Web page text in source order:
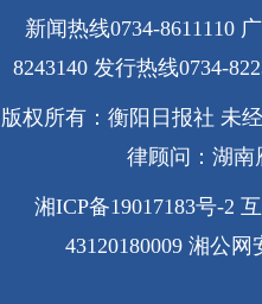
新闻热线0734-8611110
8243140 发行热线0734-
版权所有：衡阳日报社 未
律顾问：湖南
湘ICP备19017183号-2
43120180009 湘公网